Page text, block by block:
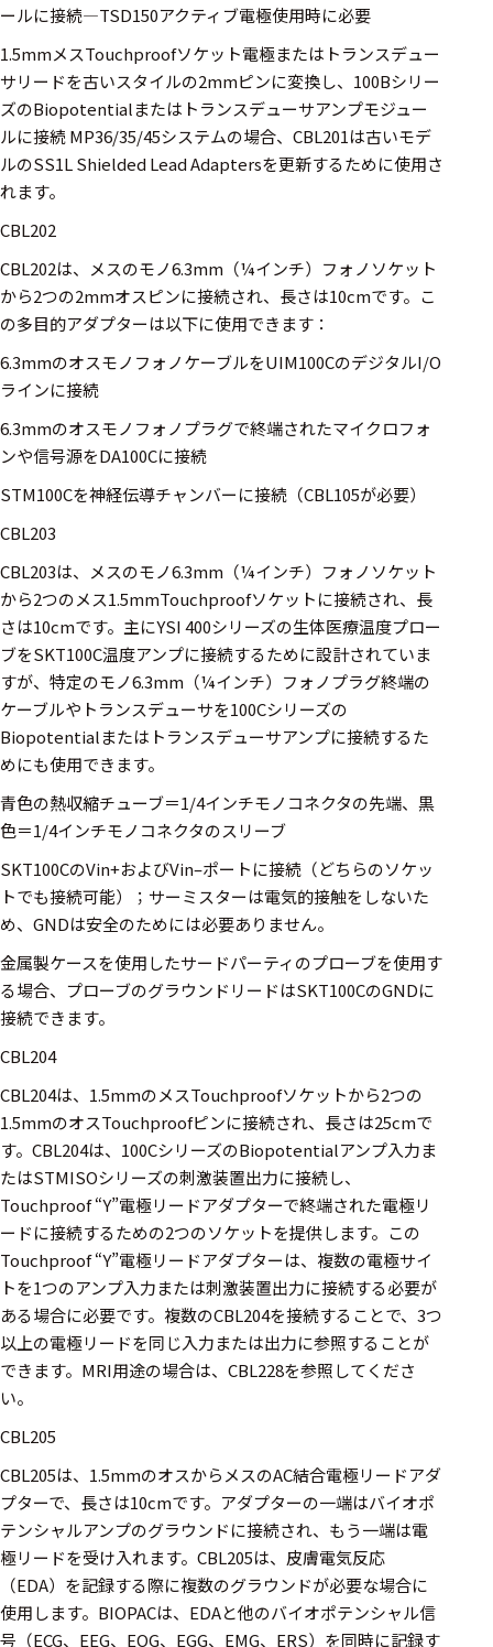
計測機器
トランス
デューサ
選択した条件をク
698
の
製
を
表
す
る
ールに接続—TSD150アクティブ電極使用時に必要
1.5mmメスTouchproofソケット電極またはトランスデュー
サリードを古いスタイルの2mmピンに変換し、100Bシリー
ズのBiopotentialまたはトランスデューサアンプモジュー
ルに接続 MP36/35/45システムの場合、CBL201は古いモデ
ルのSS1L Shielded Lead Adaptersを更新するために使用さ
れます。
CBL202
CBL202は、メスのモノ6.3mm（¼インチ）フォノソケット
から2つの2mmオスピンに接続され、長さは10cmです。こ
の多目的アダプターは以下に使用できます：
6.3mmのオスモノフォノケーブルをUIM100CのデジタルI/O
ラインに接続
6.3mmのオスモノフォノプラグで終端されたマイクロフォ
ンや信号源をDA100Cに接続
STM100Cを神経伝導チャンバーに接続（CBL105が必要）
CBL203
CBL203は、メスのモノ6.3mm（¼インチ）フォノソケット
から2つのメス1.5mmTouchproofソケットに接続され、長
さは10cmです。主にYSI 400シリーズの生体医療温度プロー
ブをSKT100C温度アンプに接続するために設計されていま
すが、特定のモノ6.3mm（¼インチ）フォノプラグ終端の
ケーブルやトランスデューサを100Cシリーズの
Biopotentialまたはトランスデューサアンプに接続するた
めにも使用できます。
青色の熱収縮チューブ＝1/4インチモノコネクタの先端、黒
色＝1/4インチモノコネクタのスリーブ
SKT100CのVin+およびVin–ポートに接続（どちらのソケッ
トでも接続可能）；サーミスターは電気的接触をしないた
め、GNDは安全のためには必要ありません。
金属製ケースを使用したサードパーティのプローブを使用す
る場合、プローブのグラウンドリードはSKT100CのGNDに
接続できます。
CBL204
CBL204は、1.5mmのメスTouchproofソケットから2つの
1.5mmのオスTouchproofピンに接続され、長さは25cmで
す。CBL204は、100CシリーズのBiopotentialアンプ入力ま
たはSTMISOシリーズの刺激装置出力に接続し、
Touchproof “Y”電極リードアダプターで終端された電極リ
ードに接続するための2つのソケットを提供します。この
Touchproof “Y”電極リードアダプターは、複数の電極サイ
トを1つのアンプ入力または刺激装置出力に接続する必要が
ある場合に必要です。複数のCBL204を接続することで、3つ
以上の電極リードを同じ入力または出力に参照することが
できます。MRI用途の場合は、CBL228を参照してくださ
い。
CBL205
CBL205は、1.5mmのオスからメスのAC結合電極リードアダ
プターで、長さは10cmです。アダプターの一端はバイオポ
テンシャルアンプのグラウンドに接続され、もう一端は電
極リードを受け入れます。CBL205は、皮膚電気反応
（EDA）を記録する際に複数のグラウンドが必要な場合に
使用します。BIOPACは、EDAと他のバイオポテンシャル信
号（ECG、EEG、EOG、EGG、EMG、ERS）を同時に記録す